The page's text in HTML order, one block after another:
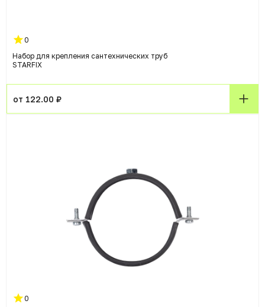
0
Набор для крепления сантехнических труб
STARFIX
от 122.00 ₽
0